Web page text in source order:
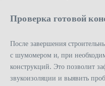
Проверка готовой
После завершения
с шумомером и, при
конструкций. Это позволит
звукоизоляции и выявить